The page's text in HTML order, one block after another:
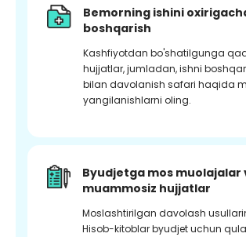
Bemorning ishini
boshqarish
Kashfiyotdan bo'shatilgunga
hujjatlar, jumladan, ishni
bilan davolanish safari haqida
yangilanishlarni oling.
Byudjetga mos muolajalar
muammosiz hujjatlar
Moslashtirilgan davolash
Hisob-kitoblar byudjet uchun